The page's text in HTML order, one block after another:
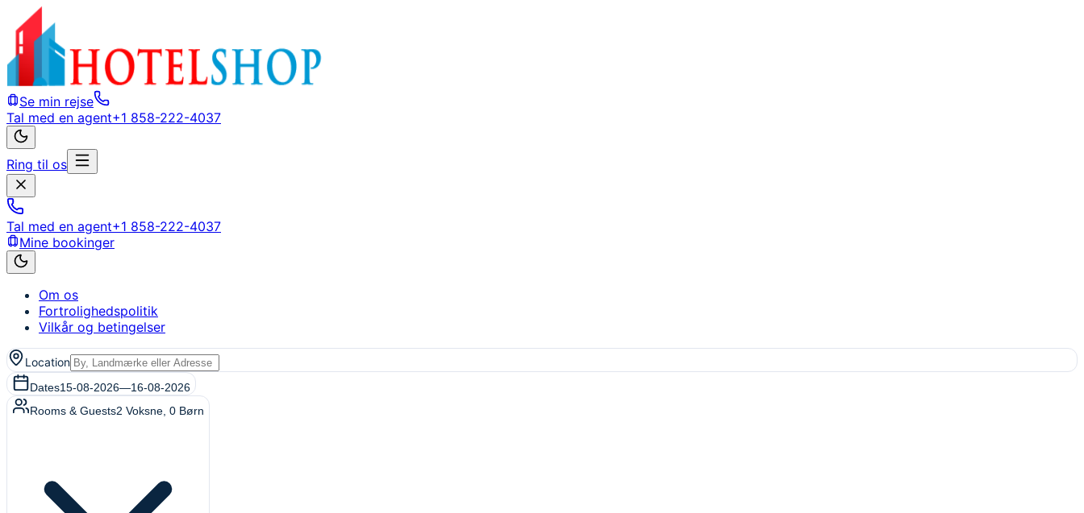
Se min rejse
Tal med en agent+1 858-222-4037
Ring til os
Tal med en agent+1 858-222-4037
Mine bookinger
Om os
Fortrolighedspolitik
Vilkår og betingelser
Location
Dates15-08-2026—16-08-2026
Rooms & Guests2 Voksne 0 Børn